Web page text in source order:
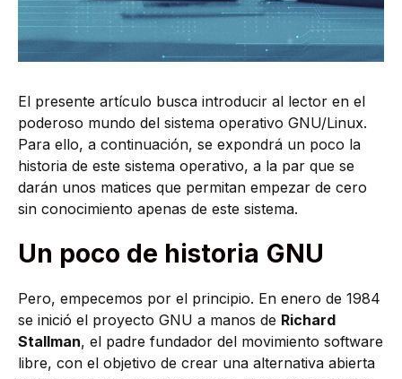
El presente artículo busca introducir al lector en el
poderoso mundo del sistema operativo GNU/Linux.
Para ello, a continuación, se expondrá un poco la
historia de este sistema operativo, a la par que se
darán unos matices que permitan empezar de cero
sin conocimiento apenas de este sistema.
Un poco de historia GNU
Pero, empecemos por el principio. En enero de 1984
se inició el proyecto GNU a manos de Richard
Stallman, el padre fundador del movimiento software
libre, con el objetivo de crear una alternativa abierta